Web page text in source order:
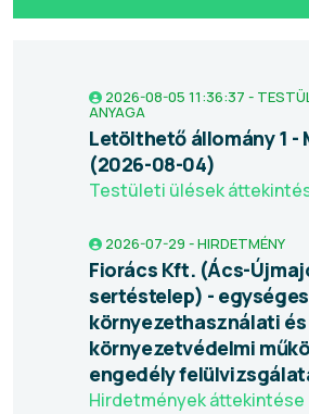
2026-08-05 11:36:37 -
ANYAGA
Letölthető állomány 1 -
(2026-08-04)
Testületi ülések
2026-07-29 - HIRDETMÉNY
Fiorács Kft. (Ács-
sertéstelep) - egységes
környezethasználati
környezetvédelmi
engedély
Hirdetmények áttekintése